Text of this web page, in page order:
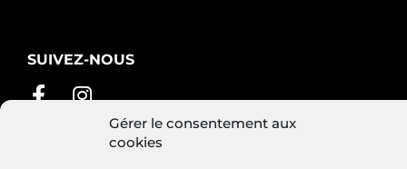
Gérer le consentement aux
cookies
SUIVEZ-NOUS